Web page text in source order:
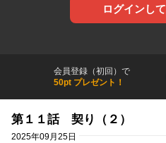
ログインし
会員登録（初回）で
50pt プレゼント！
第１１話 契り（２）
2025年09月25日